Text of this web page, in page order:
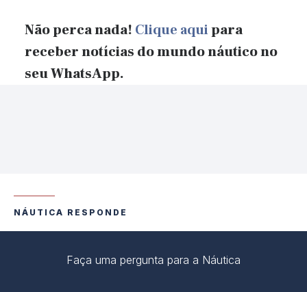
Não perca nada! Clique aquipara
receber notícias do mundo náutico no
seu WhatsApp.
NÁUTICA RESPONDE
Faça uma pergunta para a Náutica